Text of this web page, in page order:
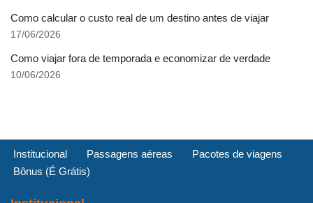
Como calcular o custo real de um destino antes de viajar
17/06/2026
Como viajar fora de temporada e economizar de verdade
10/06/2026
Institucional Passagens aéreas
Pacotes de viagens
Bônus (É Grátis)